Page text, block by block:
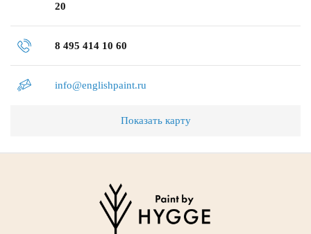
20
8 495 414 10 60
info@englishpaint.ru
Показать карту